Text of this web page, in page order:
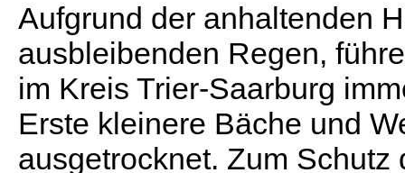
Aufgrund der anhaltenden
ausbleibenden Regen,
im Kreis Trier-Saarburg
Erste kleinere Bäche und
ausgetrocknet. Zum